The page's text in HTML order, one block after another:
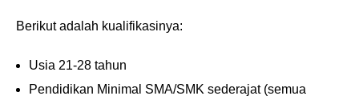
Berikut adalah kualifikasinya:
Usia 21-28 tahun
Pendidikan Minimal SMA/SMK sederajat (semua